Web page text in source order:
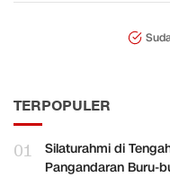
TERPOPULER
01
Silaturahmi di
Pangandaran Buru-